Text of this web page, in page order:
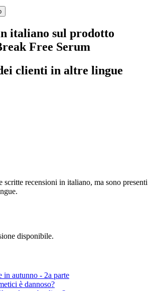
italiano sul prodotto
Free Serum
clienti in altre lingue
scritte recensioni in italiano, ma sono presenti
disponibile.
in autunno - 2a parte
è dannoso?